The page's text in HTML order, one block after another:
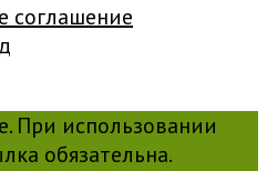
соглашение
При использовании
обязательна.